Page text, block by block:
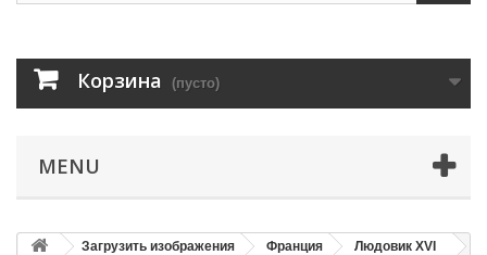
Корзина (пусто)
MENU
Загрузить изображения Франция
Людовик XVI